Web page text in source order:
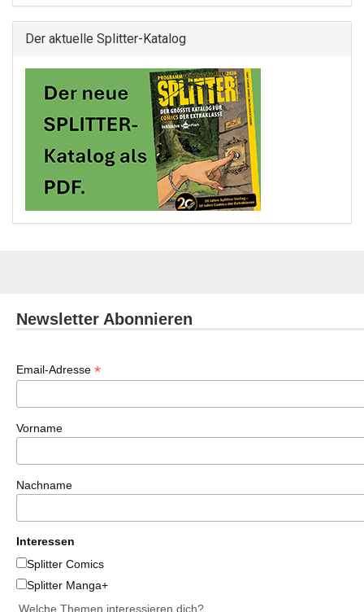
Der aktuelle Splitter-Katalog
Newsletter Abonnieren
Email-Adresse *
Vorname
Nachname
Interessen
Splitter Comics
Splitter Manga+
Welche Themen interessieren dich?